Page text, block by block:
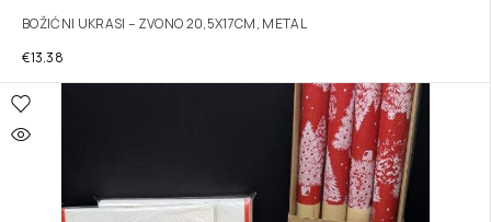
BOŽIĆNI UKRASI – ZVONO 20,5X17CM, METAL
€13.38